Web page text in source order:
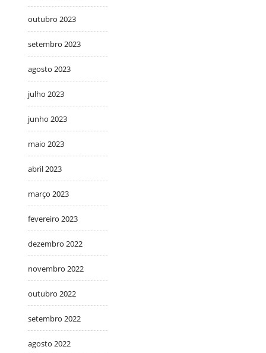
outubro 2023
setembro 2023
agosto 2023
julho 2023
junho 2023
maio 2023
abril 2023
março 2023
fevereiro 2023
dezembro 2022
novembro 2022
outubro 2022
setembro 2022
agosto 2022